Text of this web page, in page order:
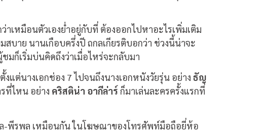
เหมือนตัวเองย่ำอยู่กับที่ ต้องออกไปหาอะไรเพิ่มเติม
าย นานเกือบครึ่งปี ถกลเกียรติบอกว่า ช่วงนี้น่าจะ
ก็เริ่มบ่นคิดถึงว่าเมื่อไหร่จะกลับมา
ต่นางเอกช่อง 7 ไปจนถึงนางเอกหนังวัยรุ่น อย่าง ธัญ
ที่ไหน อย่าง คริสติน่า อากีล่าร์ ก็มาเล่นละครครั้งแรกที่
-พีรพล เหมือนกัน ในโฆษณาของโทรศัพท์มือถือยี่ห้อ